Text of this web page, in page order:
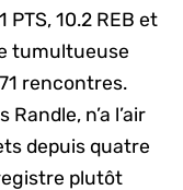
10.2 REB et
tumultueuse
rencontres.
Randle, n’a l’air
depuis quatre
plutôt